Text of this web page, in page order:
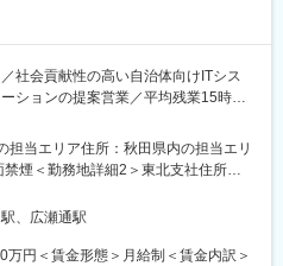
す。
の幅を広げられる：
くりや業務改善、イベント企画、後
れます。店舗運営にも関わりながら
境です。
目標達成を目指す風土です。数字優
た提案ができるため、接客本来のや
を確保。秋田市を中心に通信インフ
社会貢献性の高い自治体向けITシス
ションの提案営業／平均残業15時間
ロダクトの保守・照会対応など顧客
いただきます。パッケージソフトの
サービスを広く提案する営業業務を
担当エリア住所：秋田県内の担当エリ
煙＜勤務地詳細2＞東北支社住所：
丁目2番25号 仙台NSビル6階勤務地
喫煙対策：敷地内喫煙可能場所あり
、広瀬通駅
万円＜賃金形態＞月給制＜賃金内訳＞